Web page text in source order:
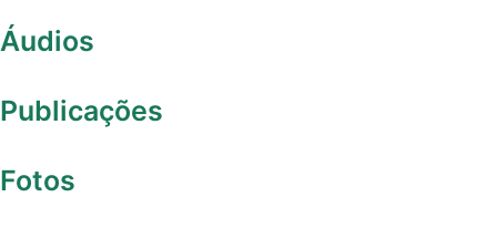
Áudios
Publicações
Fotos